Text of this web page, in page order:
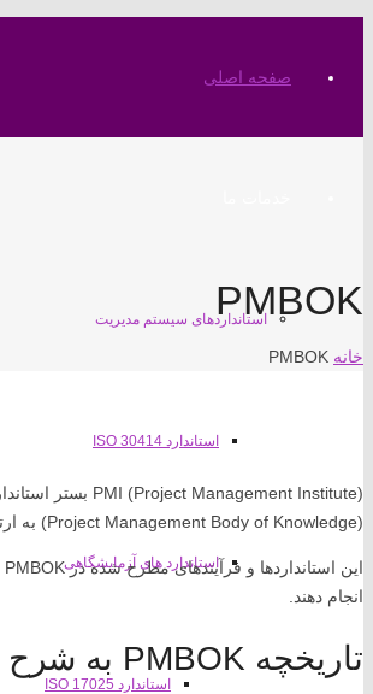
صفحه اصلی
استانداردهای سیستم مدیریت
استاندارد ISO 30414
استاندارد های آزمایشگاهی
استاندارد ISO 17025
PMBOK
خانه PMBOK
(Project Management Body of Knowledge) به ارتقاء توانایی‌ها و دانش مدیران پروژه می‌پردازد.
انجام دهند.
تاریخچه PMBOK به شرح زیر است: